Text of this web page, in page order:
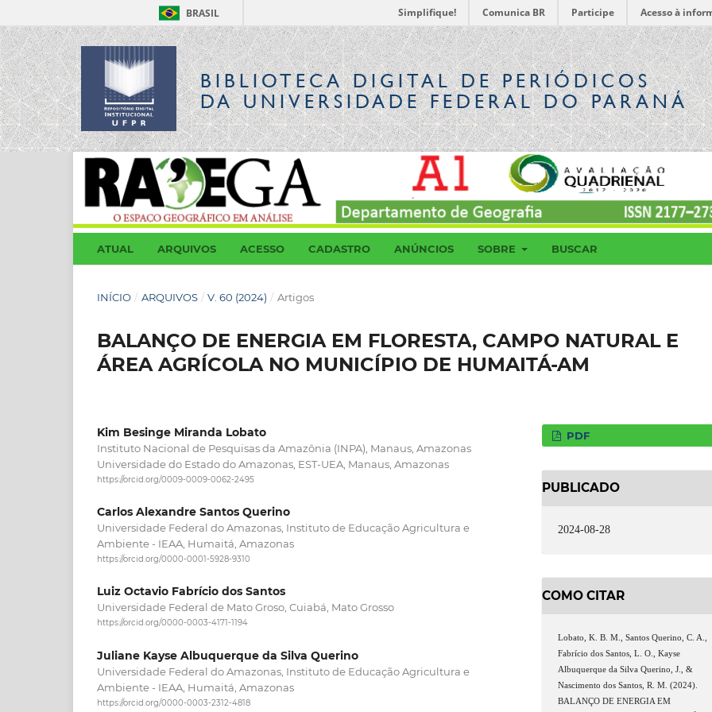
BRASIL Simplifique! Comunica BR Participe Acesso à
BIBLIOTECA DIGITALDE PERIÓDICOS
DA UNIVERSIDADE FEDERAL DO PARANÁ
ATUAL ARQUIVOS ACESSO CADASTRO ANÚNCIOS SOBRE BUSCAR
INÍCIO / ARQUIVOS / V. 60 (2024) / Artigos
BALANÇO DE ENERGIA EM FLORESTA, CAMPO NATURAL E
ÁREA AGRÍCOLA NO MUNICÍPIO DE HUMAITÁ-AM
Kim Besinge Miranda Lobato
Instituto Nacional de Pesquisas da Amazônia (INPA), Manaus, Amazonas
Universidade do Estado do Amazonas, EST-UEA, Manaus, Amazonas
https://orcid.org/0009-0009-0062-2495
Carlos Alexandre Santos Querino
Universidade Federal do Amazonas, Instituto de Educação Agricultura e
Ambiente - IEAA, Humaitá, Amazonas
https://orcid.org/0000-0001-5928-9310
Luiz Octavio Fabrício dos Santos
Universidade Federal de Mato Groso, Cuiabá, Mato Grosso
https://orcid.org/0000-0003-4171-1194
Juliane Kayse Albuquerque da Silva Querino
Universidade Federal do Amazonas, Instituto de Educação Agricultura e
Ambiente - IEAA, Humaitá, Amazonas
https://orcid.org/0000-0003-2312-4818
PDF
PUBLICADO
2024-08-28
COMO CITAR
Lobato, K. B. M., Santos Querino, C. A.,
Fabrício dos Santos, L. O., Kayse
Albuquerque da Silva Querino, J., &
Nascimento dos Santos, R. M. (2024).
BALANÇO DE ENERGIA EM